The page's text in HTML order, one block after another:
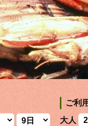
ご利
大人